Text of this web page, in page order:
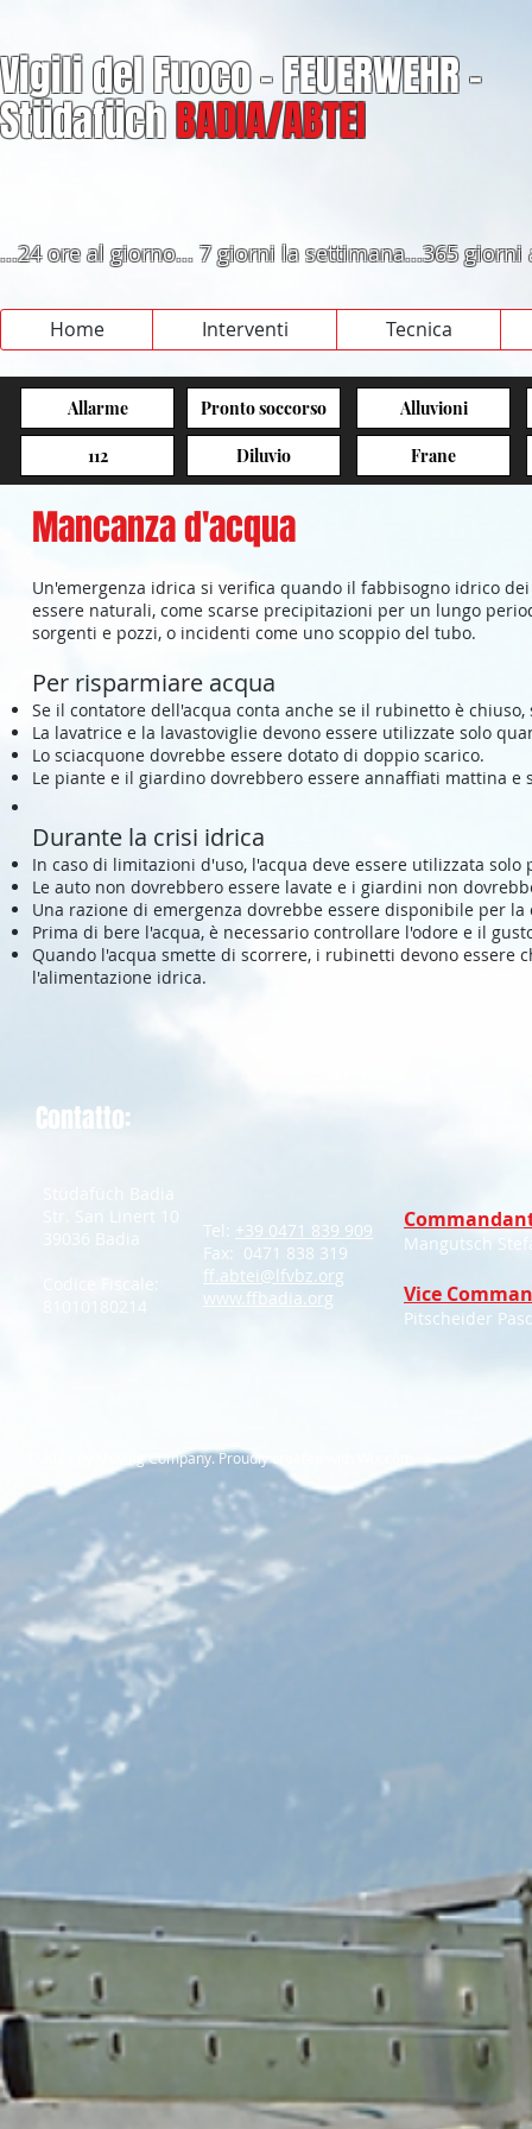
Vigili del Fuoco - FEUERWEHR -
StüdafüchBADIA/ABTEI
...24 ore al giorno... 7 giorni la settimana...365
Home Interventi Tecnica
Allarme
112
Pronto soccorso
Diluvio
Alluvioni
Frane
Mancanza d'acqua
Un'emergenza idrica si verifica quando il fabbisogno idrico
essere naturali, come scarse precipitazioni per un lungo
sorgenti e pozzi, o incidenti come uno scoppio del tubo.
Per risparmiare acqua
Se il contatore dell'acqua conta anche se il rubinetto è
La lavatrice e la lavastoviglie devono essere utilizzate solo
Lo sciacquone dovrebbe essere dotato di doppio scarico.
Le piante e il giardino dovrebbero essere annaffiati mattina e
Durante la crisi idrica
In caso di limitazioni d'uso, l'acqua deve essere utilizzata
Le auto non dovrebbero essere lavate e i giardini non
Una razione di emergenza dovrebbe essere disponibile per la
Prima di bere l'acqua, è necessario controllare l'odore e il
Quando l'acqua smette di scorrere, i rubinetti devono
l'alimentazione idrica.
Contatto:
Str. San Linert 10
39036 Badia
Codice Fiscale:
81010180214
Tel: +39 0471 839 909
Fax: 0471 838 319
ff.abtei@lfvbz.org
www.ffbadia.org
Mangutsch
Vice
Pitscheider
​© 2023 by Moving Company. Proudly created with